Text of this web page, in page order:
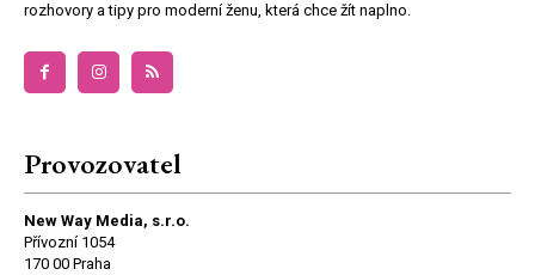
rozhovory a tipy pro moderní ženu, která chce žít naplno.
Provozovatel
New Way Media, s.r.o.
Přívozní 1054
170 00 Praha